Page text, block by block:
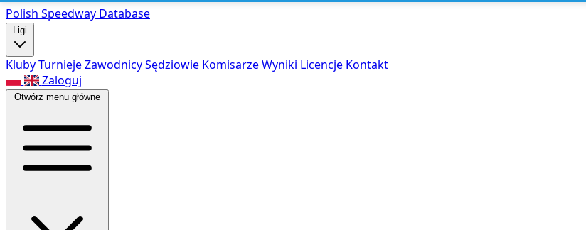
Polish Speedway Database
Ligi
KlubyTurniejeZawodnicySędziowie KomisarzeWyniki Licencje Kontakt
Zaloguj
Otwórz menu główne